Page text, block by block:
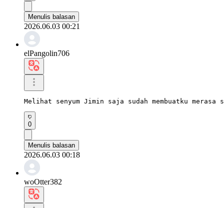
Menulis balasan
2026.06.03 00:21
elPangolin706
Melihat senyum Jimin saja sudah membuatku
0
Menulis balasan
2026.06.03 00:18
woOtter382